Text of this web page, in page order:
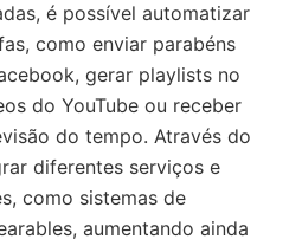
é possível automatizar
como enviar parabéns
gerar playlists no
do YouTube ou receber
do tempo. Através do
diferentes serviços e
como sistemas de
aumentando ainda